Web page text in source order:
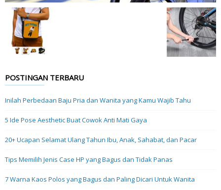
POSTINGAN TERBARU
Inilah Perbedaan Baju Pria dan Wanita yang Kamu Wajib Tahu
5 Ide Pose Aesthetic Buat Cowok Anti Mati Gaya
20+ Ucapan Selamat Ulang Tahun Ibu, Anak, Sahabat, dan Pacar
Tips Memilih Jenis Case HP yang Bagus dan Tidak Panas
7 Warna Kaos Polos yang Bagus dan Paling Dicari Untuk Wanita